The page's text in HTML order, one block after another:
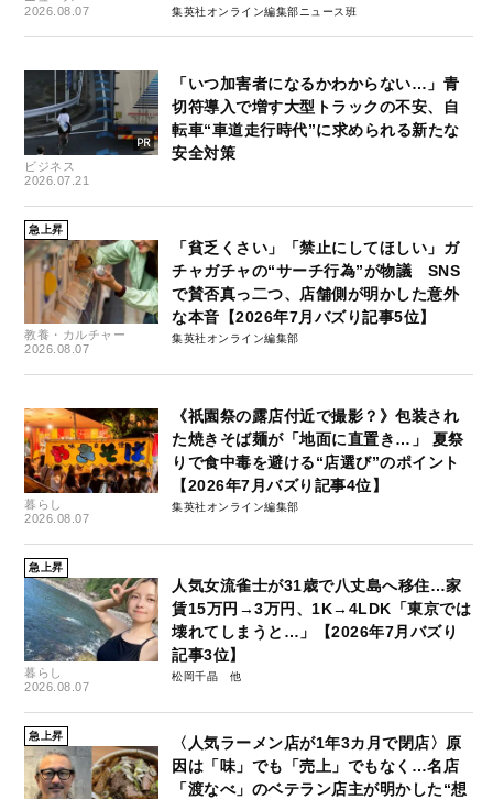
2026.08.07
集英社オンライン編集部ニュース班
ビジネス
2026.07.21
「いつ加害者になるかわからない…」青
切符導入で増す大型トラックの不安、自
転車“車道走行時代”に求められる新たな
安全対策
急上昇
教養・カルチャー
2026.08.07
「貧乏くさい」「禁止にしてほしい」ガ
チャガチャの“サーチ行為”が物議 SNS
で賛否真っ二つ、店舗側が明かした意外
な本音【2026年7月バズり記事5位】
集英社オンライン編集部
暮らし
2026.08.07
《祇園祭の露店付近で撮影？》包装され
た焼きそば麺が「地面に直置き…」 夏祭
りで食中毒を避ける“店選び”のポイント
【2026年7月バズり記事4位】
集英社オンライン編集部
急上昇
暮らし
2026.08.07
人気女流雀士が31歳で八丈島へ移住…家
賃15万円→3万円、1K→4LDK「東京では
壊れてしまうと…」【2026年7月バズり
記事3位】
松岡千晶
急上昇
〈人気ラーメン店が1年3カ月で閉店〉原
因は「味」でも「売上」でもなく…名店
「渡なべ」のベテラン店主が明かした“想